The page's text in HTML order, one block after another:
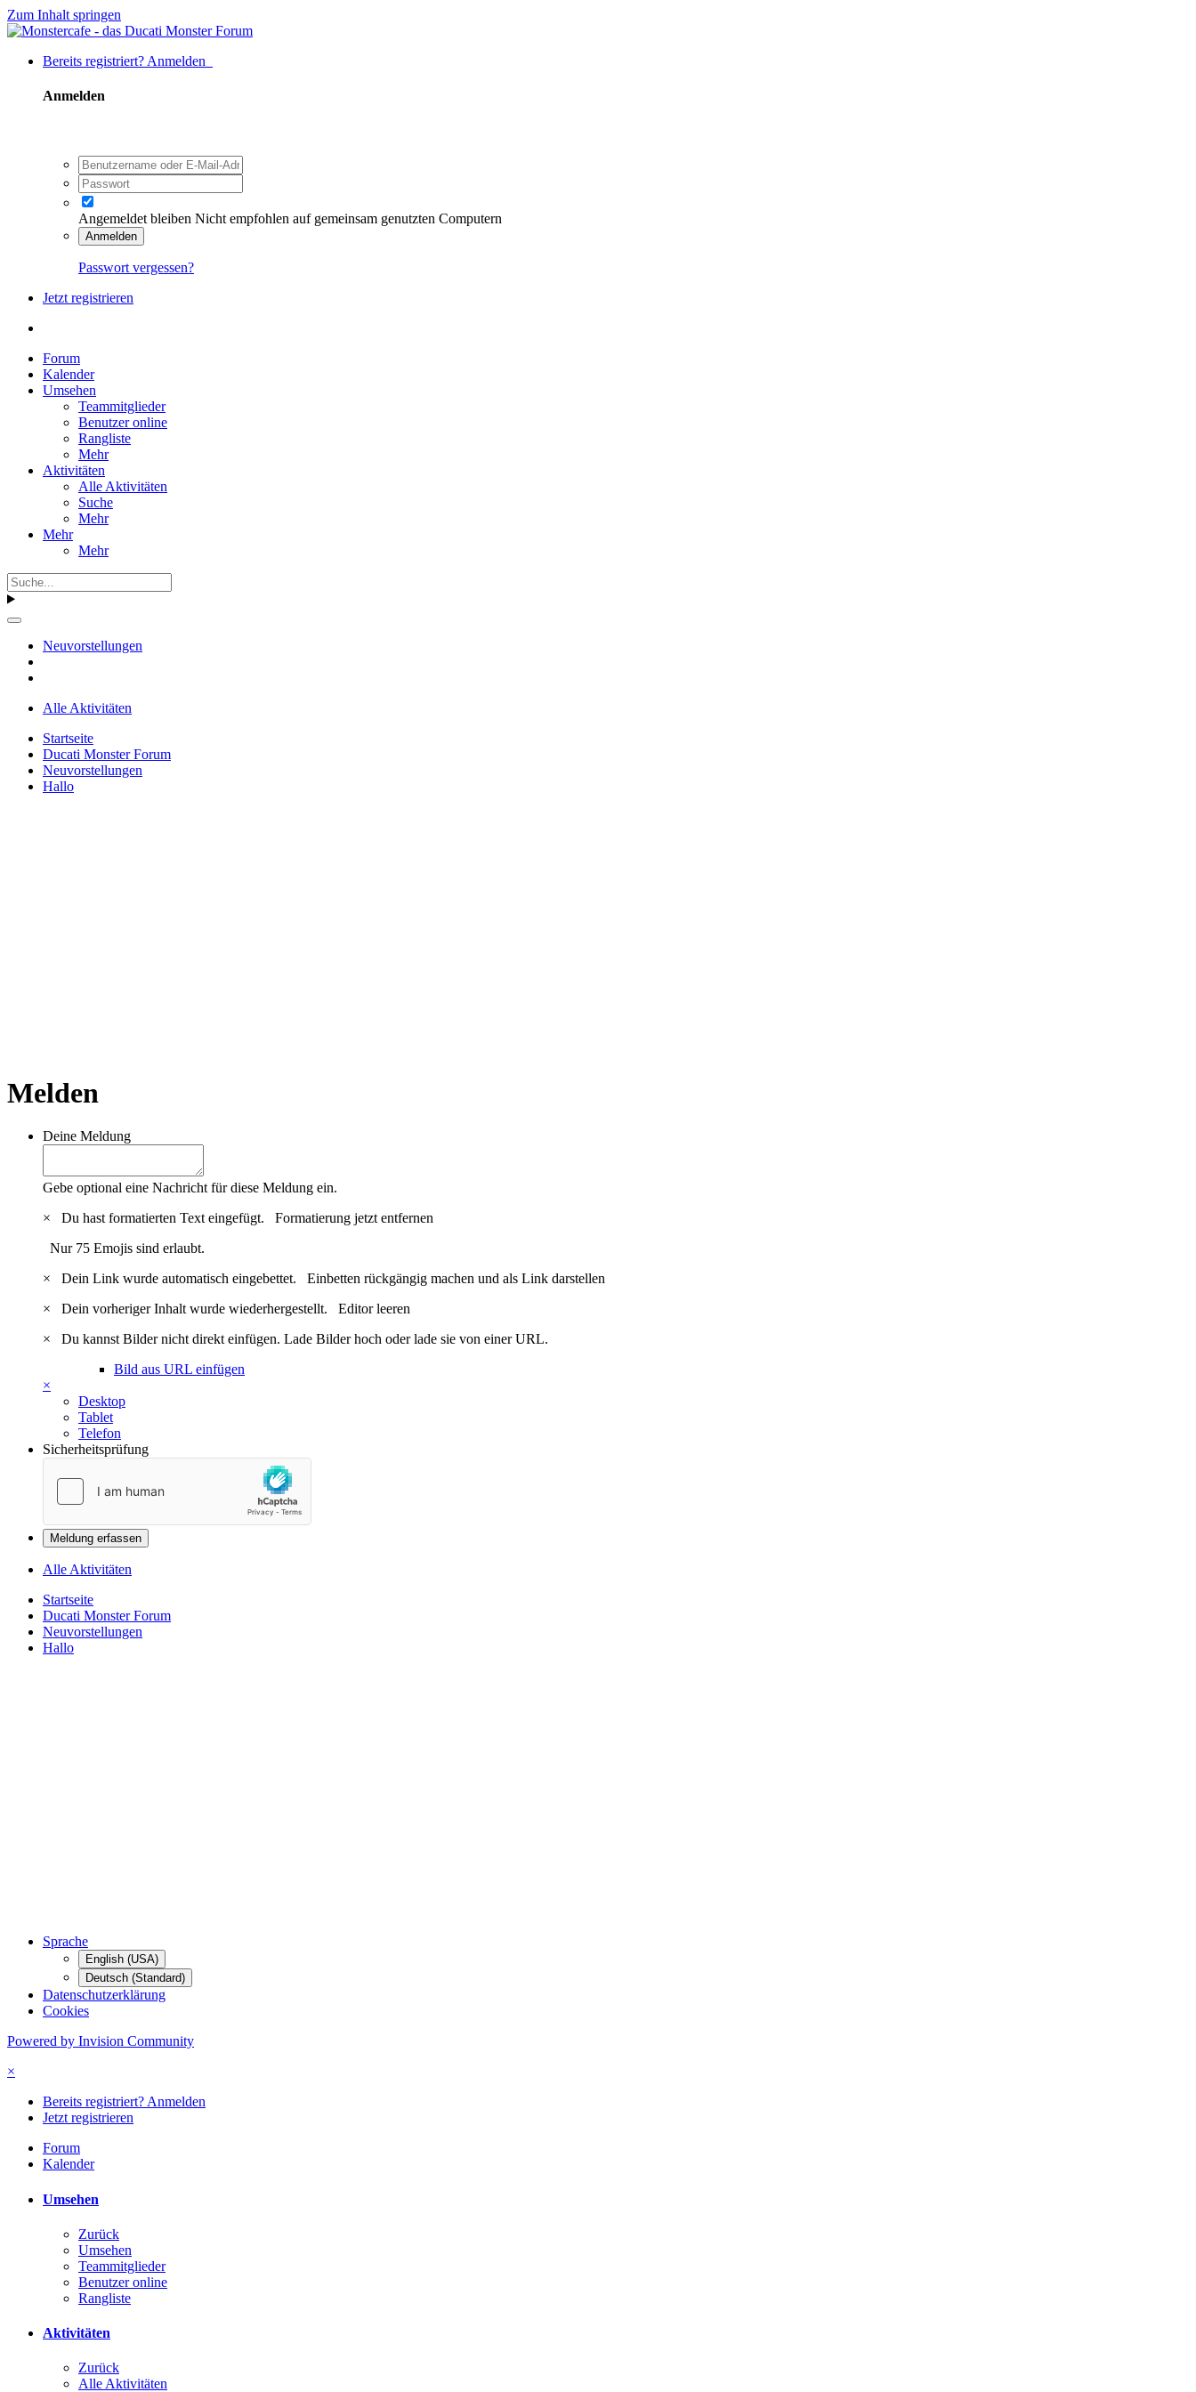
Zum Inhalt springen
Bereits registriert? Anmelden
Anmelden
Angemeldet bleiben Nicht empfohlen auf gemeinsam genutzten Computern
Anmelden
Passwort vergessen?
Jetzt registrieren
Forum
Kalender
Umsehen
Teammitglieder
Benutzer online
Rangliste
Mehr
Aktivitäten
Alle Aktivitäten
Suche
Mehr
Mehr
Mehr
Neuvorstellungen
Alle Aktivitäten
Startseite
Ducati Monster Forum
Neuvorstellungen
Hallo
Melden
Deine Meldung
Gebe optional eine Nachricht für diese Meldung ein.
×
Du hast formatierten Text eingefügt. Formatierung jetzt entfernen
Nur 75 Emojis sind erlaubt.
×
Dein Link wurde automatisch eingebettet. Einbetten rückgängig machen und als Link darstellen
×
Dein vorheriger Inhalt wurde wiederhergestellt. Editor leeren
×
Du kannst Bilder nicht direkt einfügen. Lade Bilder hoch oder lade sie von einer URL.
Bild aus URL einfügen
×
Desktop
Tablet
Telefon
Sicherheitsprüfung
Meldung erfassen
Alle Aktivitäten
Startseite
Ducati Monster Forum
Neuvorstellungen
Hallo
Sprache
English (USA)
Deutsch (Standard)
Datenschutzerklärung
Cookies
Powered by Invision Community
×
Bereits registriert? Anmelden
Jetzt registrieren
Forum
Kalender
Umsehen
Zurück
Umsehen
Teammitglieder
Benutzer online
Rangliste
Aktivitäten
Zurück
Alle Aktivitäten